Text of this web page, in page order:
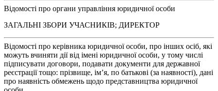
Відомості про органи управління юридичної особи
ЗАГАЛЬНІ ЗБОРИ УЧАСНИКІВ; ДИРЕКТОР
Відомості про керівника юридичної особи, про інших осіб, які
можуть вчиняти дії від імені юридичної особи, у тому числі
підписувати договори, подавати документи для державної
реєстрації тощо: прізвище, ім’я, по батькові (за наявності), дані
про наявність обмежень щодо представництва юридичної